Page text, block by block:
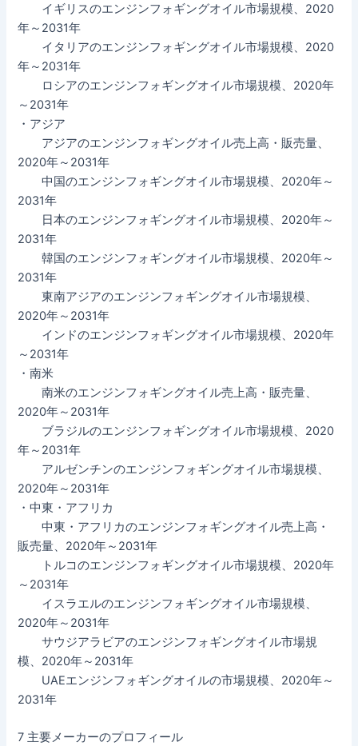
イギリスのエンジンフォギングオイル市場規模、2020
年～2031年
イタリアのエンジンフォギングオイル市場規模、2020
年～2031年
ロシアのエンジンフォギングオイル市場規模、2020年
～2031年
・アジア
アジアのエンジンフォギングオイル売上高・販売量、
2020年～2031年
中国のエンジンフォギングオイル市場規模、2020年～
2031年
日本のエンジンフォギングオイル市場規模、2020年～
2031年
韓国のエンジンフォギングオイル市場規模、2020年～
2031年
東南アジアのエンジンフォギングオイル市場規模、
2020年～2031年
インドのエンジンフォギングオイル市場規模、2020年
～2031年
・南米
南米のエンジンフォギングオイル売上高・販売量、
2020年～2031年
ブラジルのエンジンフォギングオイル市場規模、2020
年～2031年
アルゼンチンのエンジンフォギングオイル市場規模、
2020年～2031年
・中東・アフリカ
中東・アフリカのエンジンフォギングオイル売上高・
販売量、2020年～2031年
トルコのエンジンフォギングオイル市場規模、2020年
～2031年
イスラエルのエンジンフォギングオイル市場規模、
2020年～2031年
サウジアラビアのエンジンフォギングオイル市場規
模、2020年～2031年
UAEエンジンフォギングオイルの市場規模、2020年～
2031年
7 主要メーカーのプロフィール